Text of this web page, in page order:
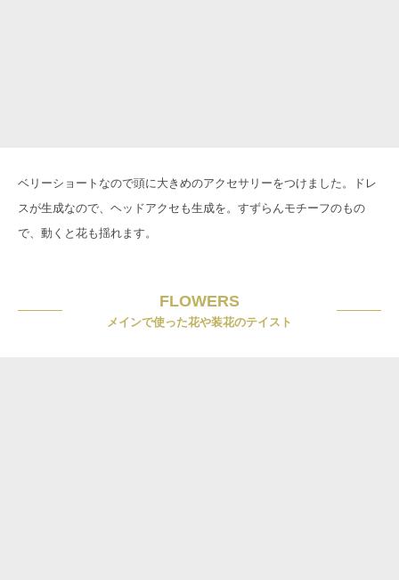
ベリーショートなので頭に大きめのアクセサリーをつけました。ドレ
スが生成なので、ヘッドアクセも生成を。すずらんモチーフのもの
で、動くと花も揺れます。
FLOWERS
メインで使った花や装花のテイスト